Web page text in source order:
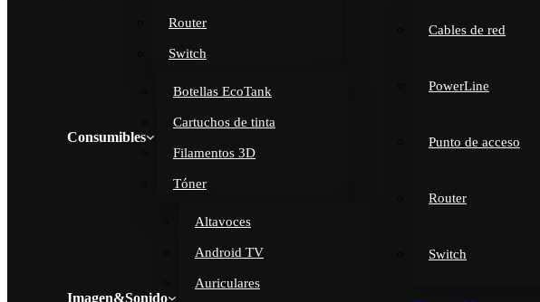
Router
Switch
Consumibles
Botellas EcoTank
Cartuchos de tinta
Filamentos 3D
Tóner
Imagen&Sonido
Altavoces
Android TV
Auriculares
Cables de red
PowerLine
Punto de acceso
Router
Switch